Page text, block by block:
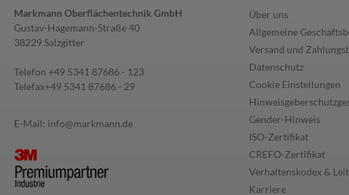
Markmann Oberflächentechnik GmbH
Gustav-Hagemann-Straße 40
38229 Salzgitter
Telefon +49 5341 87686 - 123
Telefax+49 5341 87686 - 29
E-Mail: info@markmann.de
Über uns
Allgemeine
Versand und
Datenschutz
Cookie Einstellungen
Gender-Hinweis
ISO-Zertifikat
CREFO-Zertifikat
Verhaltenskodex &
Karriere